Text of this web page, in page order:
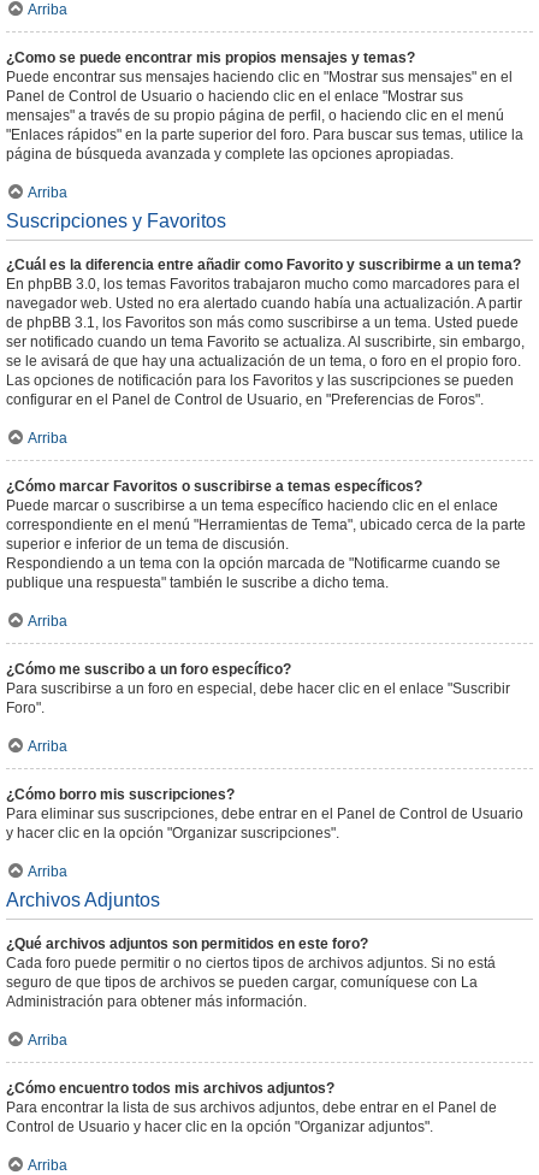
Arriba
¿Como se puede encontrar mis propios mensajes y temas?
Puede encontrar sus mensajes haciendo clic en "Mostrar sus mensajes" en el
Panel de Control de Usuario o haciendo clic en el enlace "Mostrar sus
mensajes" a través de su propio página de perfil, o haciendo clic en el menú
"Enlaces rápidos" en la parte superior del foro. Para buscar sus temas, utilice la
página de búsqueda avanzada y complete las opciones apropiadas.
Arriba
Suscripciones y Favoritos
¿Cuál es la diferencia entre añadir como Favorito y suscribirme a un tema?
En phpBB 3.0, los temas Favoritos trabajaron mucho como marcadores para el
navegador web. Usted no era alertado cuando había una actualización. A partir
de phpBB 3.1, los Favoritos son más como suscribirse a un tema. Usted puede
ser notificado cuando un tema Favorito se actualiza. Al suscribirte, sin embargo,
se le avisará de que hay una actualización de un tema, o foro en el propio foro.
Las opciones de notificación para los Favoritos y las suscripciones se pueden
configurar en el Panel de Control de Usuario, en "Preferencias de Foros".
Arriba
¿Cómo marcar Favoritos o suscribirse a temas específicos?
Puede marcar o suscribirse a un tema específico haciendo clic en el enlace
correspondiente en el menú "Herramientas de Tema", ubicado cerca de la parte
superior e inferior de un tema de discusión.
Respondiendo a un tema con la opción marcada de "Notificarme cuando se
publique una respuesta" también le suscribe a dicho tema.
Arriba
¿Cómo me suscribo a un foro específico?
Para suscribirse a un foro en especial, debe hacer clic en el enlace "Suscribir
Foro".
Arriba
¿Cómo borro mis suscripciones?
Para eliminar sus suscripciones, debe entrar en el Panel de Control de Usuario
y hacer clic en la opción "Organizar suscripciones".
Arriba
Archivos Adjuntos
¿Qué archivos adjuntos son permitidos en este foro?
Cada foro puede permitir o no ciertos tipos de archivos adjuntos. Si no está
seguro de que tipos de archivos se pueden cargar, comuníquese con La
Administración para obtener más información.
Arriba
¿Cómo encuentro todos mis archivos adjuntos?
Para encontrar la lista de sus archivos adjuntos, debe entrar en el Panel de
Control de Usuario y hacer clic en la opción "Organizar adjuntos".
Arriba